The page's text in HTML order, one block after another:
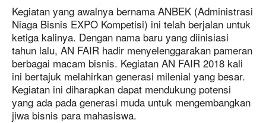
Kegiatan yang awalnya bernama ANBEK (Administrasi
Niaga Bisnis EXPO Kompetisi) ini telah berjalan untuk
ketiga kalinya. Dengan nama baru yang diinisiasi
tahun lalu, AN FAIR hadir menyelenggarakan pameran
berbagai macam bisnis. Kegiatan AN FAIR 2018 kali
ini bertajuk melahirkan generasi milenial yang besar.
Kegiatan ini diharapkan dapat mendukung potensi
yang ada pada generasi muda untuk mengembangkan
jiwa bisnis para mahasiswa.